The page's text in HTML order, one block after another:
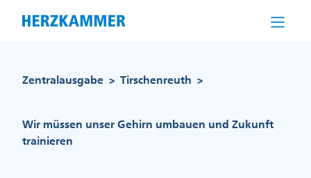
Zentralausgabe > Tirschenreuth >
Wir müssen unser Gehirn umbauen und Zukunft
trainieren